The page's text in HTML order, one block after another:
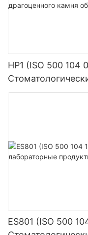
HP1 (ISO 500 104
зубной карбид
ES801 (ISO 500